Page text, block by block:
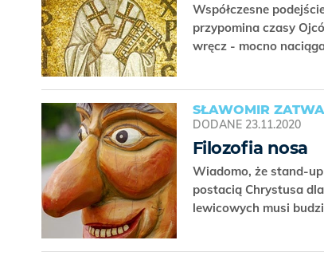
Współczesne
przypomina czasy
wręcz - mocno
SŁAWOMIR
DODANE 23.11.2020
Filozofia nosa
Wiadomo, że stand-
postacią Chrystusa
lewicowych musi